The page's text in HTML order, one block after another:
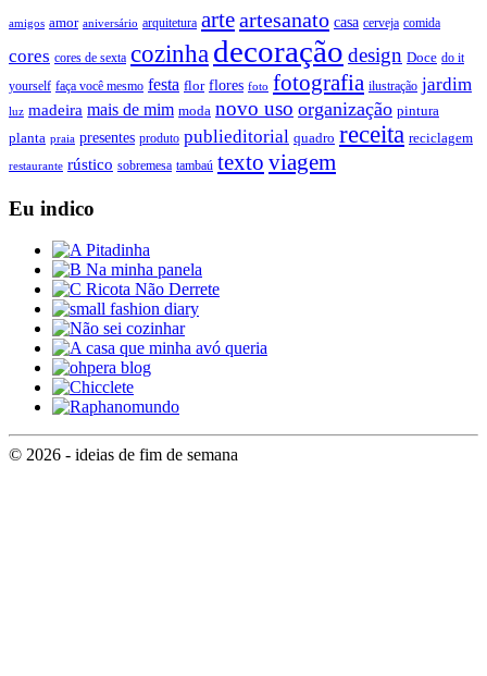
amigos amor aniversário arquitetura arteartesanato casa cerveja comida
cores cores de sexta cozinha decoração design Doce do it
yourself faça você mesmo festa flor flores foto fotografia ilustração jardim
luz madeira mais de mim moda novo uso organização pintura
planta praia presentes produto publieditorial quadro receita reciclagem
restaurante rústico sobremesa tambaú texto viagem
Eu indico
© 2026 - ideias de fim de semana